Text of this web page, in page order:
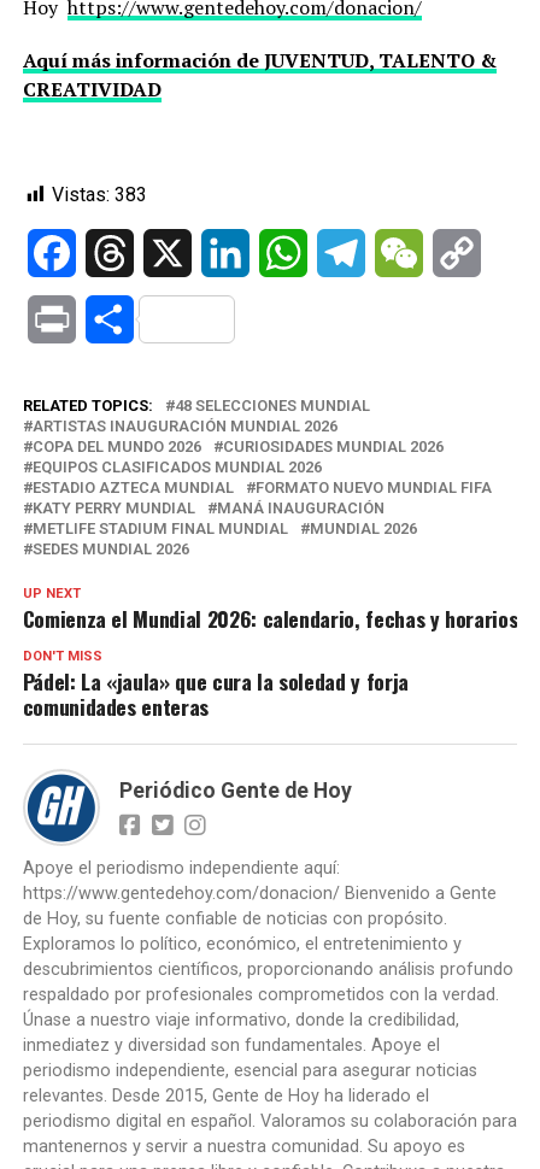
Hoyhttps://www.gentedehoy.com/donacion/
Aquí más información de JUVENTUD, TALENTO &
CREATIVIDAD
Vistas: 383
FacebookThreads LinkedIn WhatsAppTelegramWeChat
Print Compartir
RELATED TOPICS:
48 SELECCIONES MUNDIAL
ARTISTAS INAUGURACIÓN MUNDIAL 2026
COPA DEL MUNDO 2026
CURIOSIDADES MUNDIAL 2026
EQUIPOS CLASIFICADOS MUNDIAL 2026
ESTADIO AZTECA MUNDIAL
FORMATO NUEVO MUNDIAL FIFA
KATY PERRY MUNDIAL
MANÁ INAUGURACIÓN
METLIFE STADIUM FINAL MUNDIAL
MUNDIAL 2026
SEDES MUNDIAL 2026
UP NEXT
Comienza el Mundial 2026: calendario, fechas y horarios
DON'T MISS
Pádel: La «jaula» que cura la soledad y forja
comunidades enteras
Periódico Gente de Hoy
Apoye el periodismo independiente aquí:
https://www.gentedehoy.com/donacion/ Bienvenido a Gente
de Hoy, su fuente confiable de noticias con propósito.
Exploramos lo político, económico, el entretenimiento y
descubrimientos científicos, proporcionando análisis profundo
respaldado por profesionales comprometidos con la verdad.
Únase a nuestro viaje informativo, donde la credibilidad,
inmediatez y diversidad son fundamentales. Apoye el
periodismo independiente, esencial para asegurar noticias
relevantes. Desde 2015, Gente de Hoy ha liderado el
periodismo digital en español. Valoramos su colaboración para
mantenernos y servir a nuestra comunidad. Su apoyo es